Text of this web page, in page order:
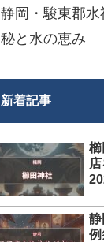
静岡・駿東郡
秘と水の恵み
新着記事
櫛
静
例